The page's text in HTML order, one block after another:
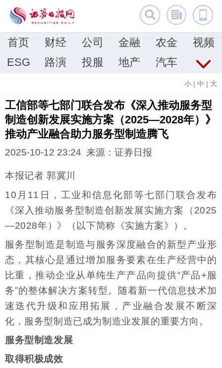
首页 财经 公司 金融 农金
视频
ESG
路演 投服 地产 汽车
小 | 中 | 大
工信部等七部门联合发布《深入推动服务型
制造创新发展实施方案（2025—2028年）》
推动产业融合助力服务型制造腾飞
2025-10-12 23:24 来源：证券日报
本报记者 郭冀川
10月11日，工业和信息化部等七部门联合发布
《深入推动服务型制造创新发展实施方案（2025
—2028年）》（以下简称《实施方案》）。
服务型制造是制造与服务深度融合的新型产业形
态，其核心是通过增加服务要素在生产经营中的
比重，推动企业从单纯生产产品向提供“产品+服
务”的整体解决方案转型。随着新一代信息技术加
速迭代升级和应用拓展，产业融合发展不断深
化，服务型制造已成为制造业发展的重要方向。
服务型制造发展
取得积极成效